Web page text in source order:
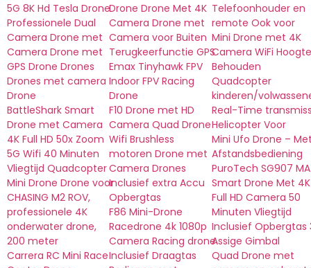
5G 8K Hd Tesla Drone
Professionele Dual
Camera Drone met
Camera Drone met
GPS Drone Drones
Drones met camera
Drone
BattleShark Smart
Drone met Camera
4K Full HD 50x Zoom
5G Wifi 40 Minuten
Vliegtijd Quadcopter
Mini Drone Drone voor
CHASING M2 ROV,
professionele 4K
onderwater drone,
200 meter
Carrera RC Mini Race
Drone Drone Met 4K
Camera Drone met
Camera voor Buiten
Terugkeerfunctie GPS
Emax Tinyhawk FPV
Indoor FPV Racing
Drone
F10 Drone met HD
Camera Quad Drone
Wifi Brushless
motoren Drone met
Camera Drones
Inclusief extra Accu
Opbergtas
F86 Mini-Drone
Racedrone 4k 1080p
Camera Racing drone
Inclusief Draagtas
Telefoonhouder en
remote Ook voor
Mini Drone met 4K
Camera WiFi Hoogte
Behouden
Quadcopter
kinderen/
Real-Time
Helicopter Voor
Mini Ufo Drone –
Afstandsbediening
PuroTech SG907
Smart Drone Met 4K
Full HD Camera 50
Minuten Vliegtijd
Inclusief Opbergtas
Assige Gimbal
Quad Drone met